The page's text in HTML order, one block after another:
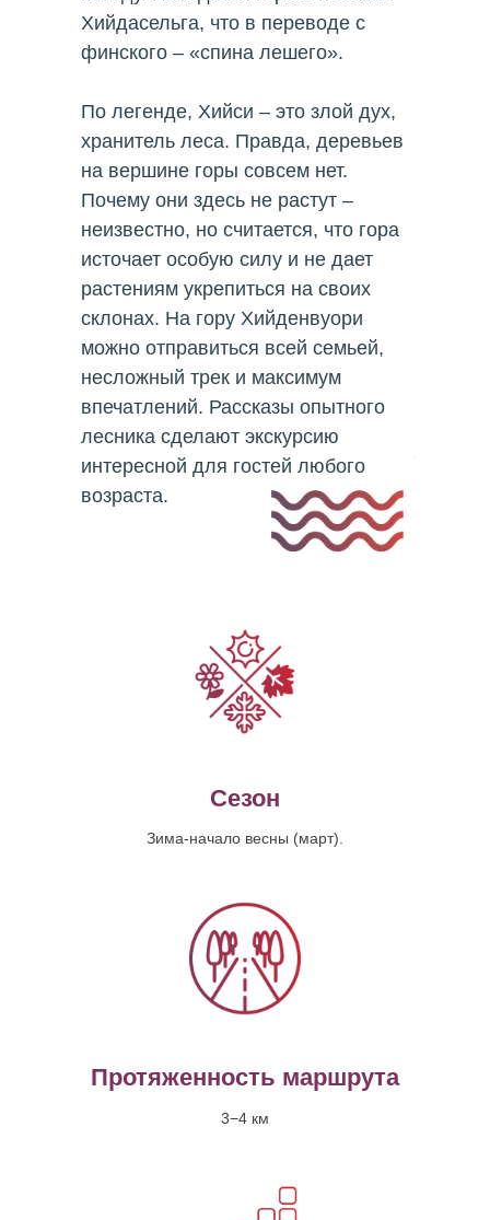
Хийдасельга, что в переводе с
финского – «спина лешего».
По легенде, Хийси – это злой дух,
хранитель леса. Правда, деревьев
на вершине горы совсем нет.
Почему они здесь не растут –
неизвестно, но считается, что гора
источает особую силу и не дает
растениям укрепиться на своих
склонах. На гору Хийденвуори
можно отправиться всей семьей,
несложный трек и максимум
впечатлений. Рассказы опытного
лесника сделают экскурсию
интересной для гостей любого
возраста.
Сезон
Зима-начало весны (март).
Протяженность маршрута
3−4 км